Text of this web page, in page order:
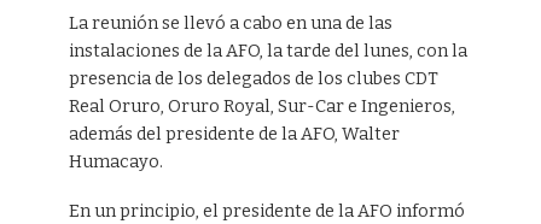
La reunión se llevó a cabo en una de las
instalaciones de la AFO, la tarde del lunes, con la
presencia de los delegados de los clubes CDT
Real Oruro, Oruro Royal, Sur-Car e Ingenieros,
además del presidente de la AFO, Walter
Humacayo.
En un principio, el presidente de la AFO informó